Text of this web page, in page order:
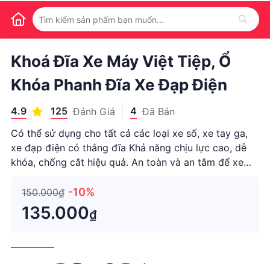
1 /
Khoá Đĩa Xe Máy Việt Tiệp, Ổ
Khóa Phanh Đĩa Xe Đạp Điện
4.9 125 Đánh Giá 4 Đã Bán
Có thể sử dụng cho tất cả các loại xe số, xe tay ga,
xe đạp điện có thắng đĩa Khả năng chịu lực cao, dễ
khóa, chống cắt hiệu quả. An toàn và an tâm để xe
đĩa bánh trước xe máy Bộ sản phẩm bao gồm 1 ổ
khóa + 2 chìa Kí
150.000₫ -10%
135.000₫